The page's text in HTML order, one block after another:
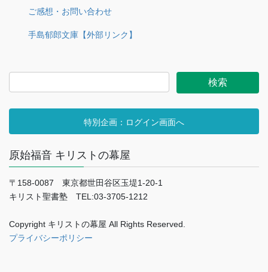
ご感想・お問い合わせ
手島郁郎文庫【外部リンク】
特別企画：ログイン画面へ
原始福音 キリストの幕屋
〒158-0087 東京都世田谷区玉堤1-20-1
キリスト聖書塾 TEL:03-3705-1212
Copyright キリストの幕屋 All Rights Reserved.
プライバシーポリシー